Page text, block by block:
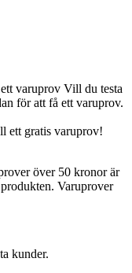
varuprov Vill du testa
för att få ett varuprov.
ett gratis varuprov!
över 50 kronor är
Varuprover
kunder.